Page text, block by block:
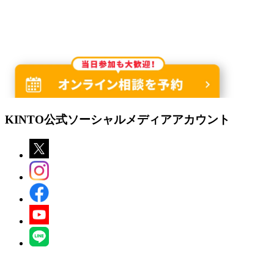
KINTO公式ソーシャルメディアアカウント